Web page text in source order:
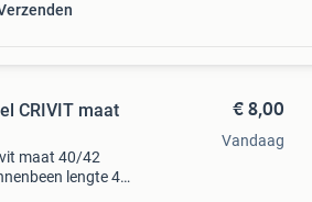
CRIVIT maat
maat 40/42
lengte 45
€ 8,00
Vandaag